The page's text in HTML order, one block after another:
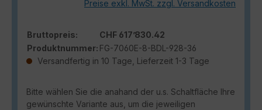
Preise exkl. MwSt. zzgl. Versandkosten
Bruttopreis:
CHF 617’830.42
Produktnummer: FG-7060E-8-BDL-928-36
Versandfertig in 10 Tage, Lieferzeit 1-3 Tage
Bitte wählen Sie die anahand der u.s. Schaltfläche Ihre
gewünschte Variante aus, um die jeweiligen